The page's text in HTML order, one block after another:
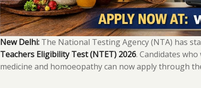
New Delhi:The National Testing Agency (NTA) has
Teachers Eligibility Test (NTET) 2026. Candidates
medicine and homoeopathy can now apply through